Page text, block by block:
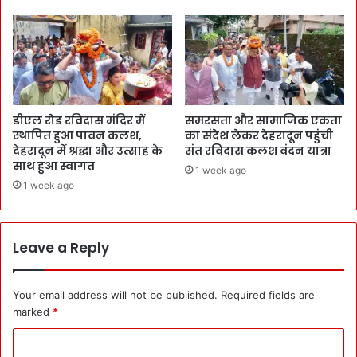
डीएल रोड रविदास मंदिर में
स्थापित हुआ पावन कलश,
देहरादून में श्रद्धा और उत्साह के
साथ हुआ स्वागत
1 week ago
समरसता और सामाजिक एकता
का संदेश लेकर देहरादून पहुंची
संत रविदास कलश वंदन यात्रा
1 week ago
Leave a Reply
Your email address will not be published. Required fields are
marked *